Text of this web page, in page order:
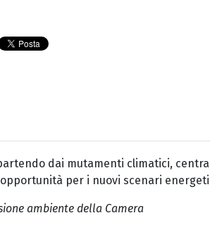
dai mutamenti climatici,
per i nuovi scenari
ambiente della Camera